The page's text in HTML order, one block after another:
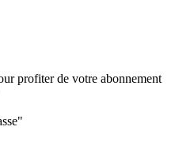
profiter de votre abonnement